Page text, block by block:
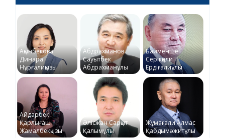
Ақынбекова
Динара
Нұрғалиқызы
Абдрахманов
Сауытбек
Абдрахманұлы
Байменше
Серікқали
Ердіғалиұлы
Айдарбек
Қарлығаш
Жамалбекқызы
Әлісжан Сарқыт
Қалымұлы
Жұмағали Алмас
Қабдымәжитұлы